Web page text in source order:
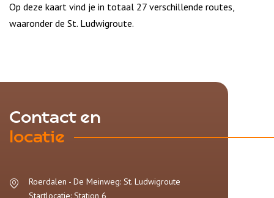
Op deze kaart vind je in totaal 27 verschillende routes,
waaronder de St. Ludwigroute.
Contact en
locatie
Roerdalen - De Meinweg: St. Ludwigroute
Startlocatie: Station 6